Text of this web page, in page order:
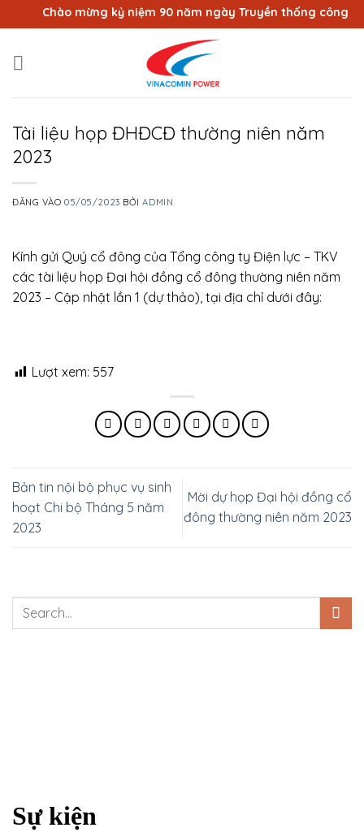
qua
dung
Chào mừng kỷ niệm 90 năm ngày Truyền thống công
Tài liệu họp ĐHĐCĐ thường niên năm
2023
ĐĂNG VÀO05/05/2023 BỞIADMIN
Kính gửi Quý cổ đông của Tổng công ty Điện lực – TKV
các tài liệu họp Đại hội đồng cổ đông thường niên năm
2023 – Cập nhật lần 1 (dự thảo), tại địa chỉ dưới đây:
Lượt xem: 557
Bản tin nội bộ phục vụ sinh
hoạt Chi bộ Tháng 5 năm
2023
Mời dự họp Đại hội đồng cổ
đông thường niên năm 2023
Sự kiện